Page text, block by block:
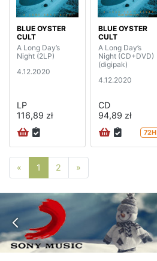
BLUE OYSTER
CULT
A Long Day’s
Night (2LP)
4.12.2020
LP
116,89 zł
BLUE OYSTER
CULT
A Long Day’s
Night (CD+DVD)
(digipak)
4.12.2020
CD
94,89 zł
72H
« Poprzednia strona
1 2 »